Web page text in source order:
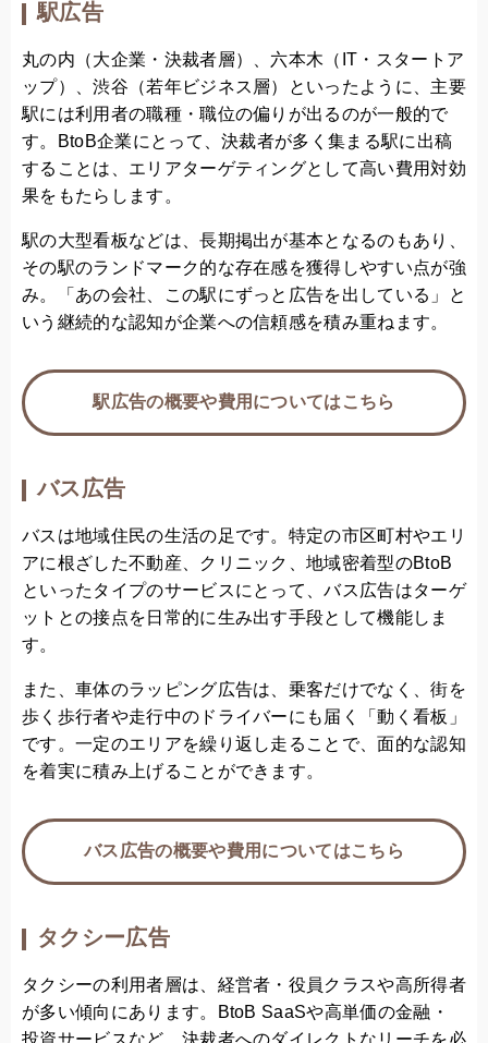
駅広告
丸の内（大企業・決裁者層）、六本木（IT・スタートア
ップ）、渋谷（若年ビジネス層）といったように、主要
駅には利用者の職種・職位の偏りが出るのが一般的で
す。BtoB企業にとって、決裁者が多く集まる駅に出稿
することは、エリアターゲティングとして高い費用対効
果をもたらします。
駅の大型看板などは、長期掲出が基本となるのもあり、
その駅のランドマーク的な存在感を獲得しやすい点が強
み。「あの会社、この駅にずっと広告を出している」と
いう継続的な認知が企業への信頼感を積み重ねます。
駅広告の概要や費用についてはこちら
バス広告
バスは地域住民の生活の足です。特定の市区町村やエリ
アに根ざした不動産、クリニック、地域密着型のBtoB
といったタイプのサービスにとって、バス広告はターゲ
ットとの接点を日常的に生み出す手段として機能しま
す。
また、車体のラッピング広告は、乗客だけでなく、街を
歩く歩行者や走行中のドライバーにも届く「動く看板」
です。一定のエリアを繰り返し走ることで、面的な認知
を着実に積み上げることができます。
バス広告の概要や費用についてはこちら
タクシー広告
タクシーの利用者層は、経営者・役員クラスや高所得者
が多い傾向にあります。BtoB SaaSや高単価の金融・